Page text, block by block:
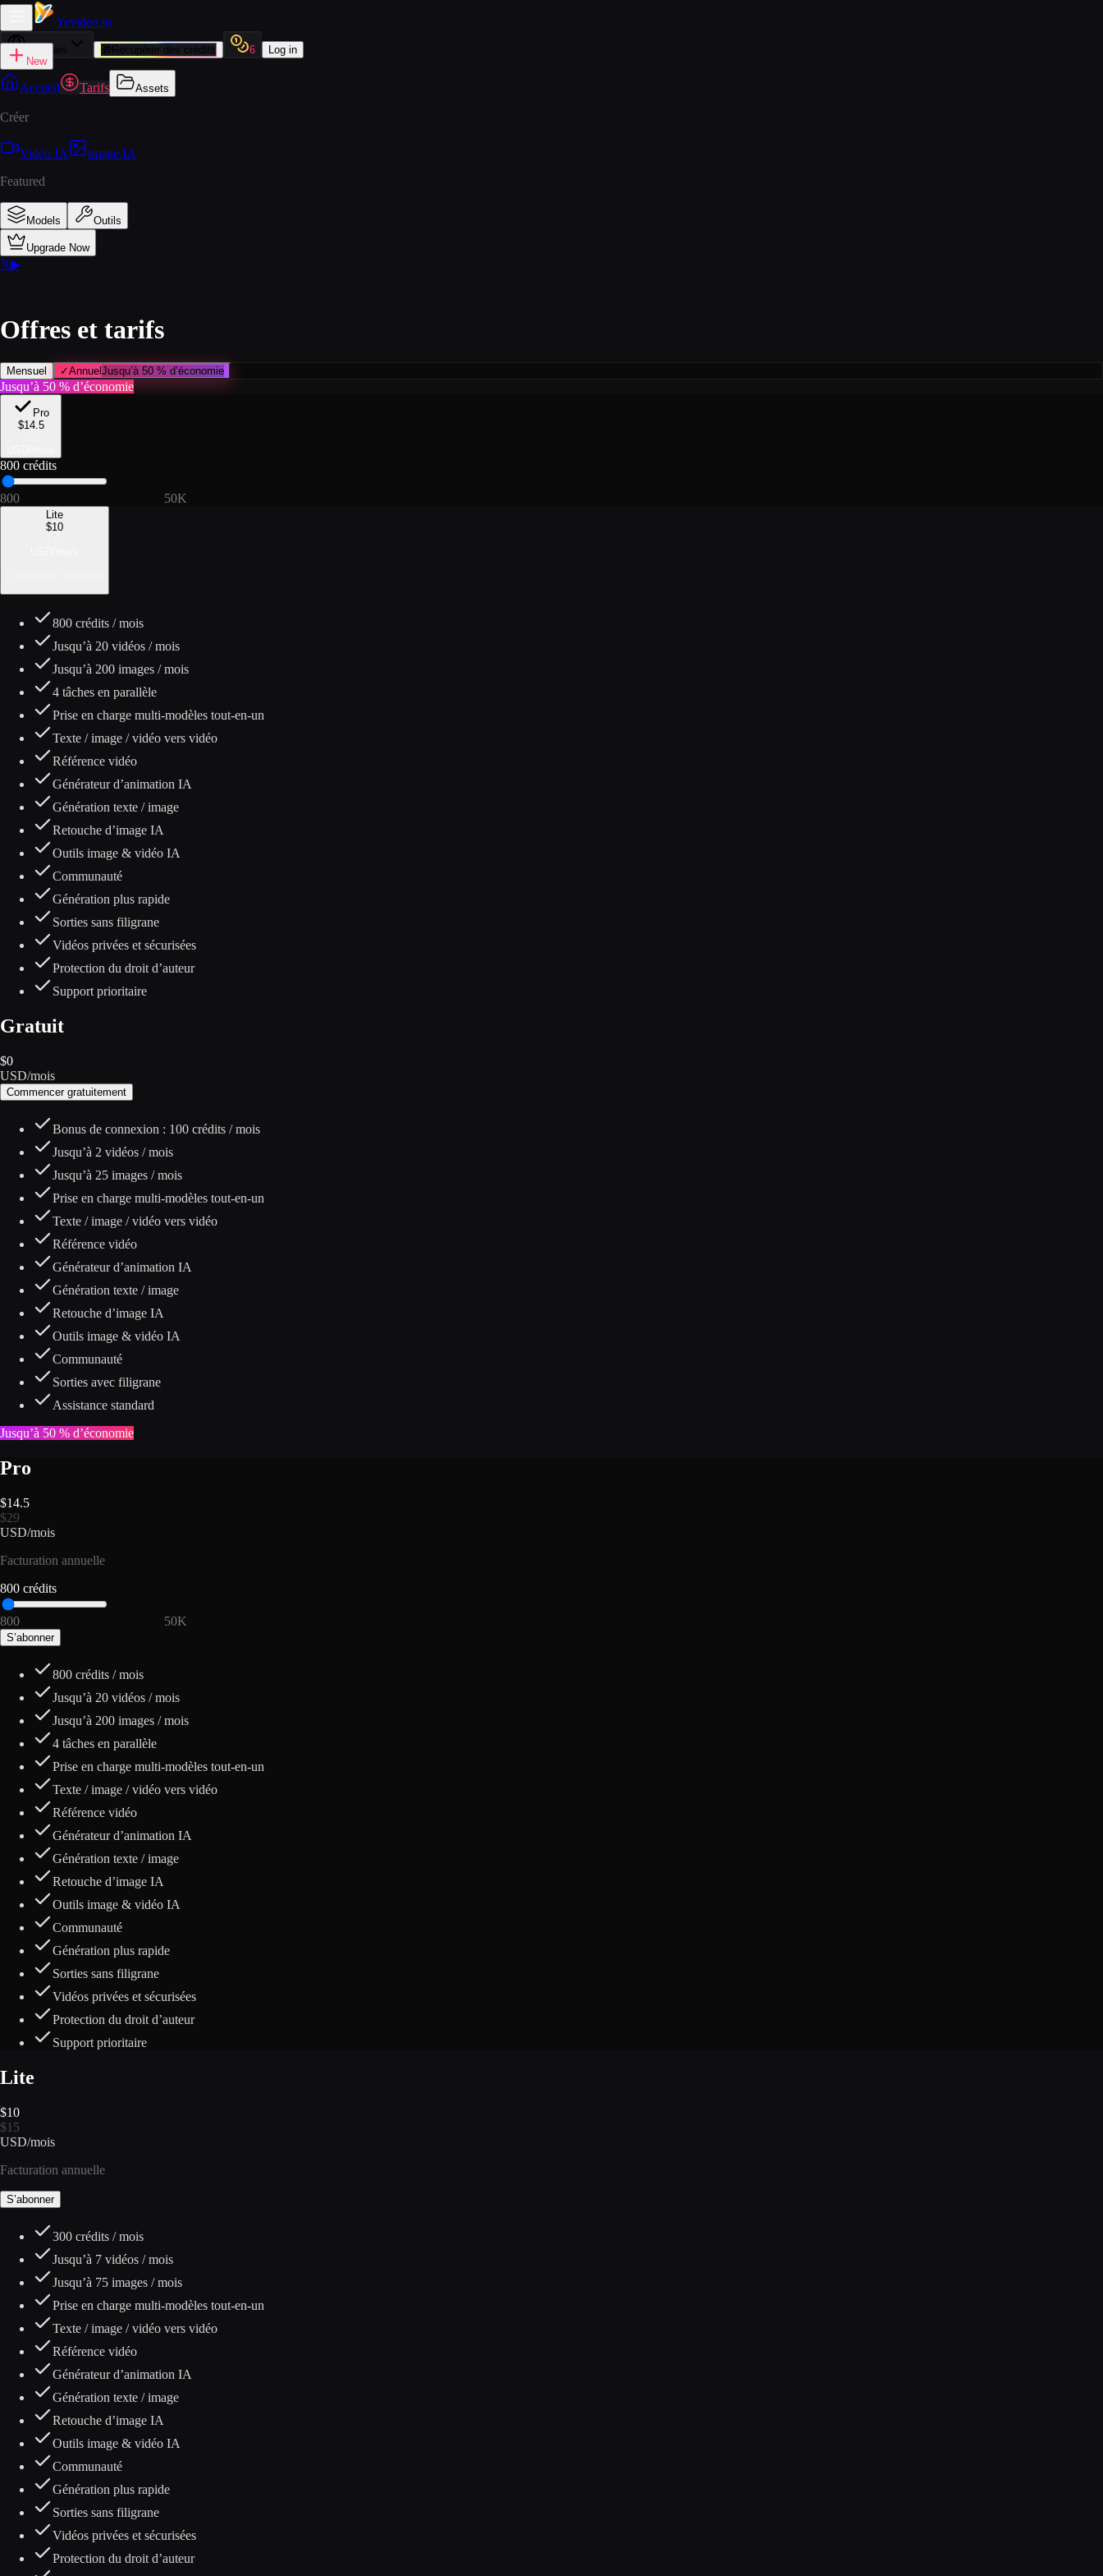
Yevideo.io
Français 🎁Récupérer des crédits 6
Log in
New
Accueil Tarifs Assets
Créer
Vidéo IA
image IA
Featured
Models Outils
Upgrade Now
𝕏▶
Offres et tarifs
Mensuel ✓Annuel Jusqu’à 50 % d’économie
Jusqu’à 50 % d’économie
Pro
$14.5
800 crédits
800 50K
Lite
$10
800 crédits / mois
Jusqu’à 20 vidéos / mois
Jusqu’à 200 images / mois
4 tâches en parallèle
Prise en charge multi-modèles tout-en-un
Texte / image / vidéo vers vidéo
Référence vidéo
Générateur d’animation IA
Génération texte / image
Retouche d’image IA
Outils image & vidéo IA
Communauté
Génération plus rapide
Sorties sans filigrane
Vidéos privées et sécurisées
Protection du droit d’auteur
Support prioritaire
Gratuit
$0
USD/mois
Commencer gratuitement
Bonus de connexion : 100 crédits / mois
Jusqu’à 2 vidéos / mois
Jusqu’à 25 images / mois
Prise en charge multi-modèles tout-en-un
Texte / image / vidéo vers vidéo
Référence vidéo
Générateur d’animation IA
Génération texte / image
Retouche d’image IA
Outils image & vidéo IA
Communauté
Sorties avec filigrane
Assistance standard
Jusqu’à 50 % d’économie
Pro
$14.5
$29
USD/mois
Facturation annuelle
800 crédits
800 50K
S’abonner
800 crédits / mois
Jusqu’à 20 vidéos / mois
Jusqu’à 200 images / mois
4 tâches en parallèle
Prise en charge multi-modèles tout-en-un
Texte / image / vidéo vers vidéo
Référence vidéo
Générateur d’animation IA
Génération texte / image
Retouche d’image IA
Outils image & vidéo IA
Communauté
Génération plus rapide
Sorties sans filigrane
Vidéos privées et sécurisées
Protection du droit d’auteur
Support prioritaire
Lite
$10
$15
USD/mois
Facturation annuelle
S’abonner
300 crédits / mois
Jusqu’à 7 vidéos / mois
Jusqu’à 75 images / mois
Prise en charge multi-modèles tout-en-un
Texte / image / vidéo vers vidéo
Référence vidéo
Générateur d’animation IA
Génération texte / image
Retouche d’image IA
Outils image & vidéo IA
Communauté
Génération plus rapide
Sorties sans filigrane
Vidéos privées et sécurisées
Protection du droit d’auteur